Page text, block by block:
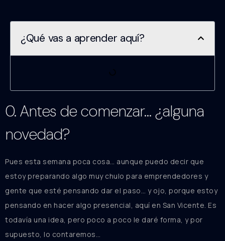
¿Qué vas a aprender aquí?
0. Antes de comenzar… ¿alguna
novedad?
Pues esta semana poca cosa… aunque puedo decir que
estoy preparando algo muy chulo para emprendedores y
gente que esté pensando dar el paso… y ojo, porque estoy
pensando en hacer algo presencial, aquí en San Vicente. Es
todavía una idea, pero poco a poco le daré forma, y por
supuesto, lo contaremos…